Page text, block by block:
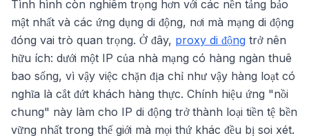
Tình hình còn nghiêm trọng hơn với các nền tảng bảo
mật nhất và các ứng dụng di động, nơi mà mạng di động
đóng vai trò quan trọng. Ở đây, proxy di động trở nên
hữu ích: dưới một IP của nhà mạng có hàng ngàn thuê
bao sống, vì vậy việc chặn địa chỉ như vậy hàng loạt có
nghĩa là cắt đứt khách hàng thực. Chính hiệu ứng "nồi
chung" này làm cho IP di động trở thành loại tiền tệ bền
vững nhất trong thế giới mà mọi thứ khác đều bị soi xét.